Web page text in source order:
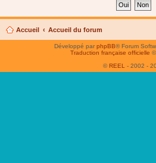
Accueil Accueil du forum
Développé parphpBB® Forum
Traduction française officielle ©
© REEL - 2002 -